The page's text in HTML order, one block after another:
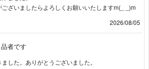
ございましたらよろしくお願いいたしますm(_ _)m
2026/08/05
者です
した。ありがとうございました。